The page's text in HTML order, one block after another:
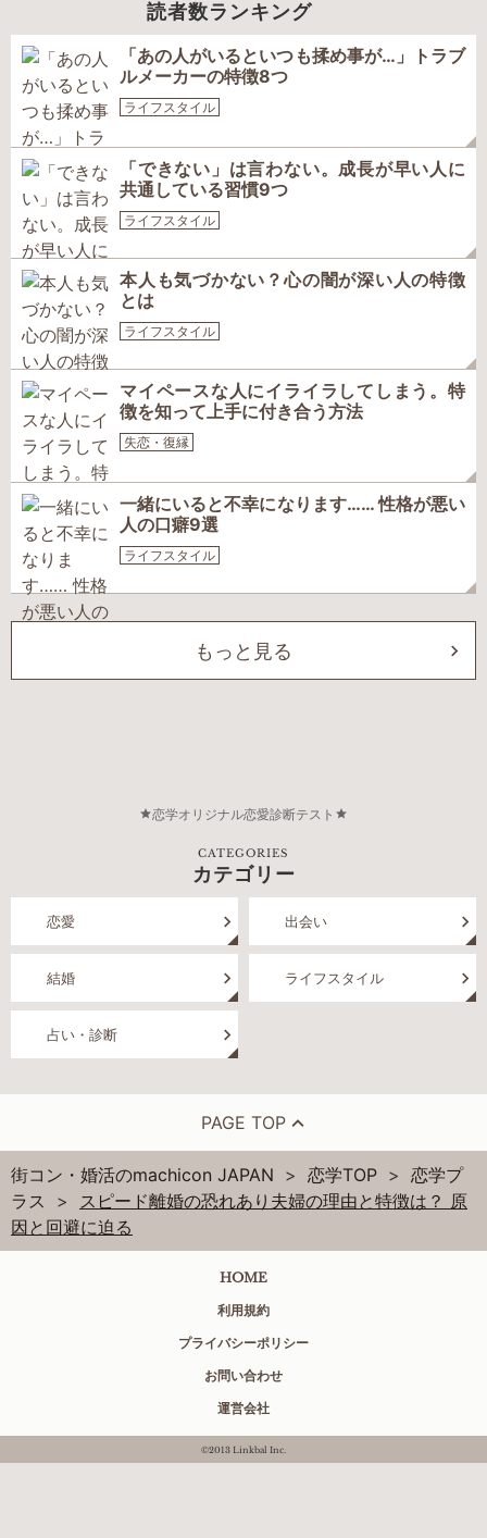
読者数ランキング
「あの人がいるといつも揉め事が…」トラブ
ルメーカーの特徴8つ
ライフスタイル
「できない」は言わない。成長が早い人に
共通している習慣9つ
ライフスタイル
本人も気づかない？心の闇が深い人の特徴
とは
ライフスタイル
マイペースな人にイライラしてしまう。特
徴を知って上手に付き合う方法
失恋・復縁
一緒にいると不幸になります…… 性格が悪い
人の口癖9選
ライフスタイル
もっと見る
恋学オリジナル恋愛診断テスト
CATEGORIES
カテゴリー
恋愛 出会い
結婚 ライフスタイル
占い・診断
PAGE TOP
街コン・婚活のmachicon JAPAN 恋学TOP
恋学プ
ラス
スピード離婚の恐れあり夫婦の理由と特徴は？ 原
因と回避に迫る
HOME
利用規約
プライバシーポリシー
お問い合わせ
運営会社
©2013 Linkbal Inc.